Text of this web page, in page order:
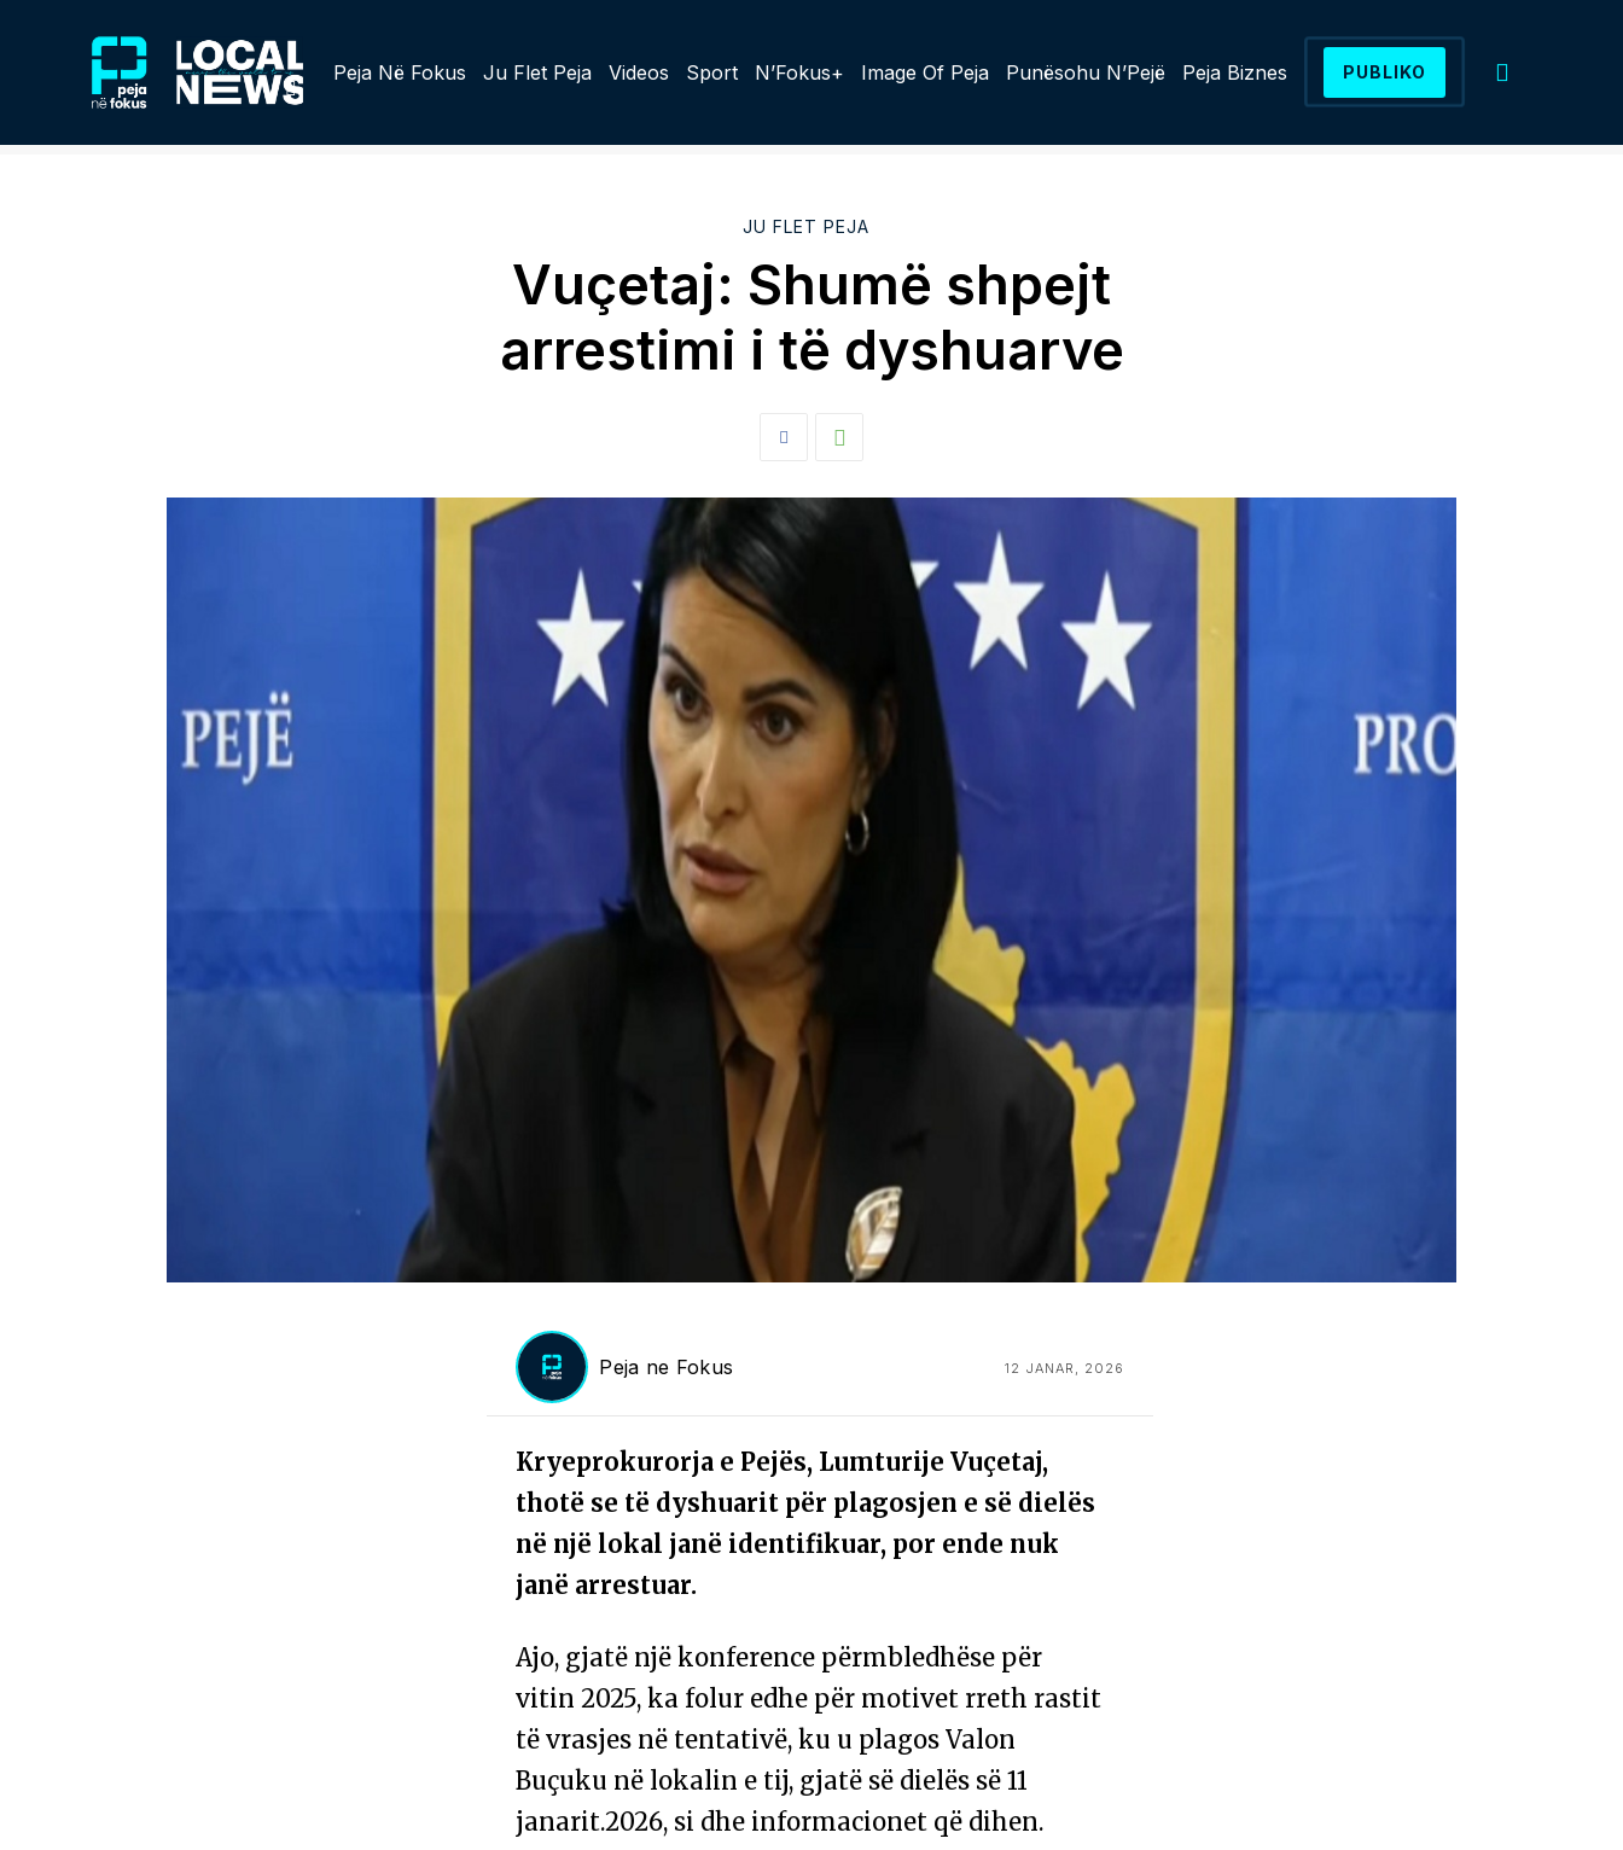
Peja Në Fokus Ju Flet Peja Videos Sport N’Fokus+ Image Of Peja Punësohu N’Pejë Peja Biznes PUBLIKO
JU FLET PEJA
Vuçetaj: Shumë shpejt
arrestimi i të dyshuarve
Peja ne Fokus 12 JANAR, 2026
Kryeprokurorja e Pejës, Lumturije Vuçetaj,
thotë se të dyshuarit për plagosjen e së dielës
në një lokal janë identifikuar, por ende nuk
janë arrestuar.
Ajo, gjatë një konference përmbledhëse për
vitin 2025, ka folur edhe për motivet rreth rastit
të vrasjes në tentativë, ku u plagos Valon
Buçuku në lokalin e tij, gjatë së dielës së 11
janarit.2026, si dhe informacionet që dihen.